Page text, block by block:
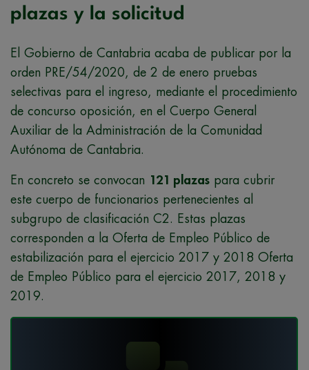
plazas y la solicitud
El Gobierno de Cantabria acaba de publicar por la
orden PRE/54/2020, de 2 de enero pruebas
selectivas para el ingreso, mediante el procedimiento
de concurso oposición, en el Cuerpo General
Auxiliar de la Administración de la Comunidad
Autónoma de Cantabria.
En concreto se convocan 121 plazas para cubrir
este cuerpo de funcionarios pertenecientes al
subgrupo de clasificación C2. Estas plazas
corresponden a la Oferta de Empleo Público de
estabilización para el ejercicio 2017 y 2018 Oferta
de Empleo Público para el ejercicio 2017, 2018 y
2019.